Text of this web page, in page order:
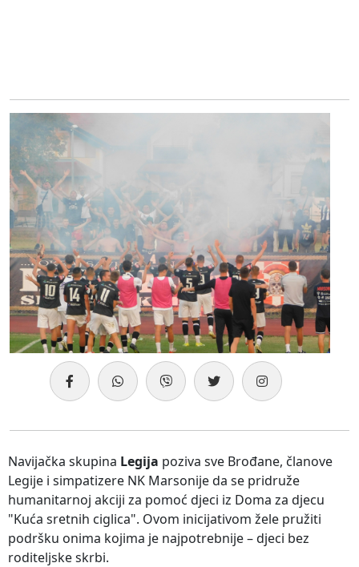
Navijačka skupina Legija poziva sve Brođane, članove
Legije i simpatizere NK Marsonije da se pridruže
humanitarnoj akciji za pomoć djeci iz Doma za djecu
"Kuća sretnih ciglica". Ovom inicijativom žele pružiti
podršku onima kojima je najpotrebnije – djeci bez
roditeljske skrbi.